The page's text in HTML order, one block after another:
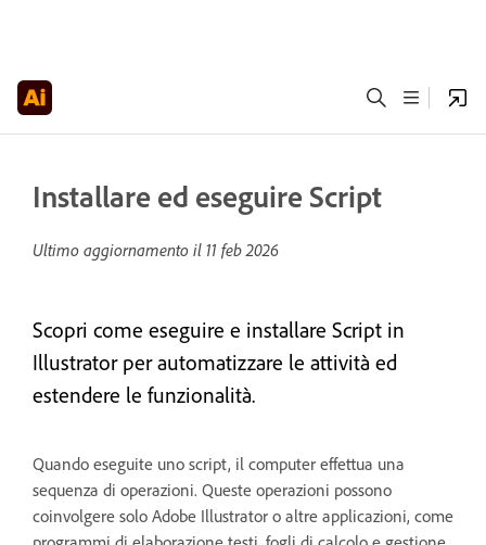
Installare ed eseguire Script
Ultimo aggiornamento il 11 feb 2026
Scopri come eseguire e installare Script in
Illustrator per automatizzare le attività ed
estendere le funzionalità.
Quando eseguite uno script, il computer effettua una
sequenza di operazioni. Queste operazioni possono
coinvolgere solo Adobe Illustrator o altre applicazioni, come